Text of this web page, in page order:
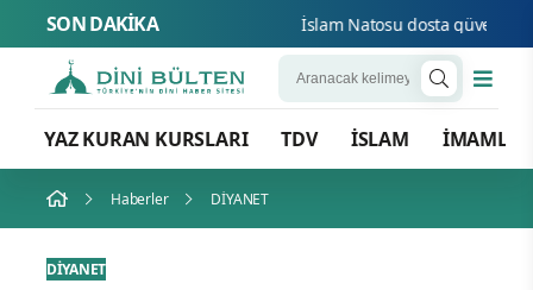
SON DAKİKA İslam Natosu dosta güven
YAZ KURAN KURSLARI TDV İSLAM İMAMLAR
Haberler DİYANET
DİYANET